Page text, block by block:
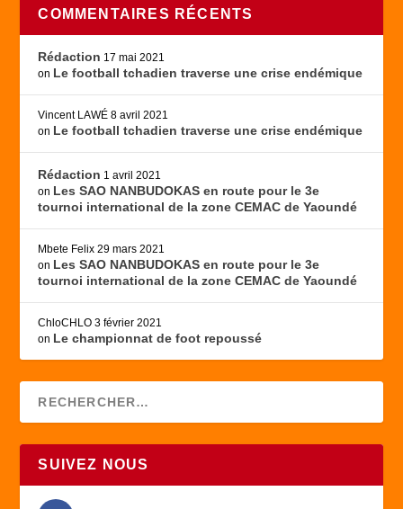
COMMENTAIRES RÉCENTS
Rédaction 17 mai 2021
on Le football tchadien traverse une crise endémique
Vincent LAWÉ 8 avril 2021
on Le football tchadien traverse une crise endémique
Rédaction 1 avril 2021
on Les SAO NANBUDOKAS en route pour le 3e
tournoi international de la zone CEMAC de Yaoundé
Mbete Felix 29 mars 2021
on Les SAO NANBUDOKAS en route pour le 3e
tournoi international de la zone CEMAC de Yaoundé
ChloCHLO 3 février 2021
on Le championnat de foot repoussé
SUIVEZ NOUS